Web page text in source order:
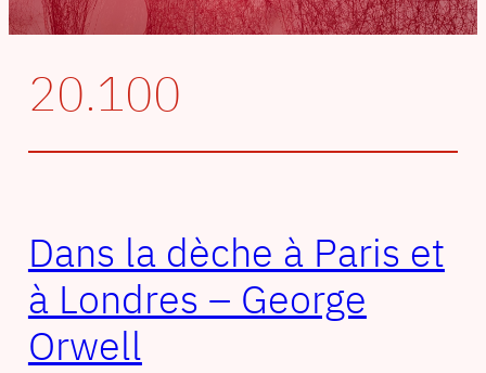
20.100
Dans la dèche à Paris et
à Londres – George
Orwell